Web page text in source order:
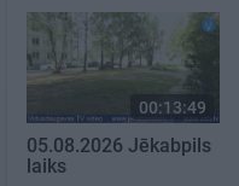
00:13:49
05.08.2026 Jēkabpils
laiks